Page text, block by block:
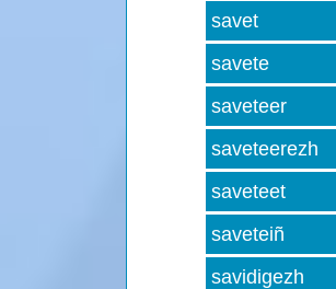
savet
savete
saveteer
saveteerezh
saveteet
saveteiñ
savidigezh